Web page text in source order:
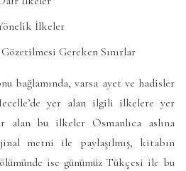
İlkeler
Gereken Sınırlar
bağlamında, varsa ayet ve hadisler
yer alan ilgili ilkelere yer
alan bu ilkeler Osmanlıca aslına
metni ile paylaşılmış, kitabın
ise günümüz Tükçesi ile bu